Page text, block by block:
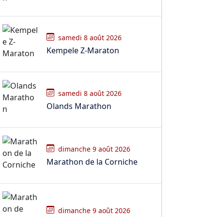
samedi 8 août 2026
Kempele Z-Maraton
samedi 8 août 2026
Olands Marathon
dimanche 9 août 2026
Marathon de la Corniche
dimanche 9 août 2026